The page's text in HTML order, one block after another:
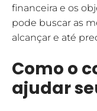
financeira e os
pode buscar as
alcançar e até
Como o
ajudar